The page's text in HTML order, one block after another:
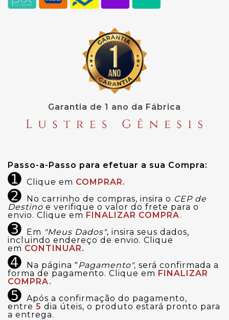
Garantia de 1 ano da Fábrica
Passo-a-Passo para efetuar a sua Compra:
➊ Clique em COMPRAR.
➋ No carrinho de compras, insira o CEP de
Destino e verifique o valor do frete para o
envio. Clique em FINALIZAR COMPRA.
➌ Em "Meus Dados", insira seus dados,
incluindo endereço de envio. Clique
em CONTINUAR.
➍ Na página " Pagamento", será confirmada a
forma de pagamento. Clique em FINALIZAR
COMPRA.
➎ Após a confirmação do pagamento,
entre 5 dia úteis, o produto estará pronto para
a entrega.